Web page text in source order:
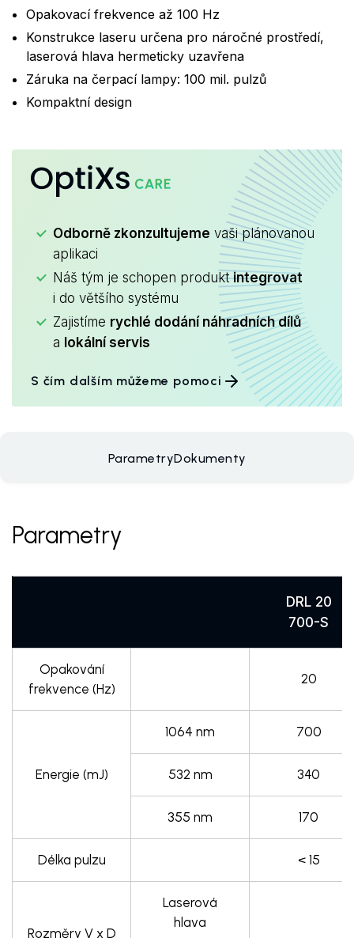
Opakovací frekvence až 100 Hz
Konstrukce laseru určena pro náročné prostředí,
laserová hlava hermeticky uzavřena
Záruka na čerpací lampy: 100 mil. pulzů
Kompaktní design
OptiXsCARE
Odborně zkonzultujeme vaši plánovanou
aplikaci
Náš tým je schopen produktintegrovat
i do většího systému
Zajistíme rychlé dodání náhradních dílů
a lokální servis
S čím dalším můžeme pomoci
ParametryDokumenty
Parametry
DRL 20
700-S
Opakování
frekvence (Hz)
20
Energie (mJ)
1064 nm 700
532 nm 340
355 nm 170
Délka pulzu < 15
Rozměry V x D
Laserová
hlava